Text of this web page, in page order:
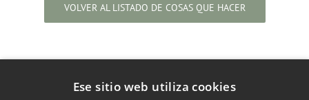
VOLVER AL LISTADO DE COSAS QUE HACER
Ese sitio web utiliza cookies